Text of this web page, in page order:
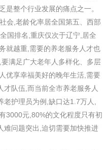
是整个行业发展的痛点之一。
,老龄化率居全国第五、西部
国排名,重庆仅次于辽宁,居全
就越重,需要的养老服务人才也
满足广大老年人多样化、多层
优享幸福美好的晚年生活,需要
队伍,而当前全市养老服务人
护理员为例,缺口达1.7万人,
3000元,80%的文化程度只有初
难问题突出,迫切需要加快推进